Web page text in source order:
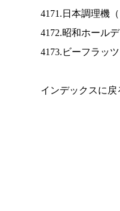
4171.日本調理機（
4172.昭和ホール
4173.ビーフラッ
インデックスに戻